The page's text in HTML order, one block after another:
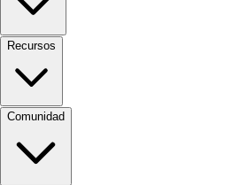
Recursos
Comunidad